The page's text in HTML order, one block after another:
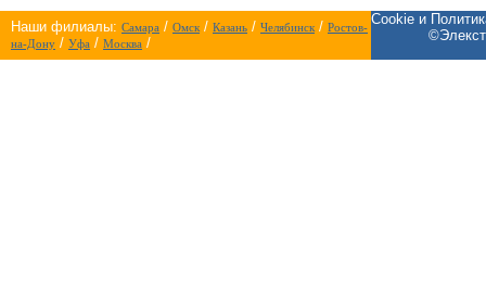
Наши филиалы: Самара / Омск/ Казань / Челябинск/ Ростов-
на-Дону / Уфа / Москва /
Cookie и